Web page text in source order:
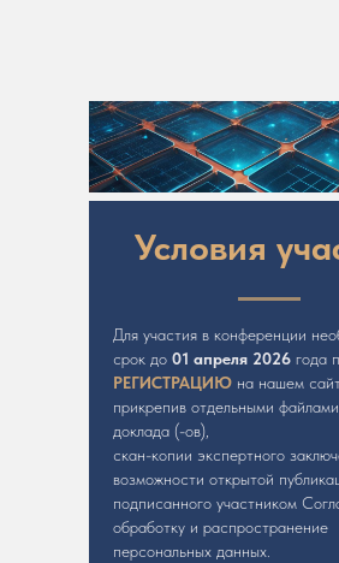
Условия
Для участия в конференции
срок до 01 апреля 2026 года
РЕГИСТРАЦИЮ на нашем
прикрепив отдельными
доклада (-ов),
скан-копии экспертного
возможности открытой
подписанного участником
обработку и распространение
персональных данных.